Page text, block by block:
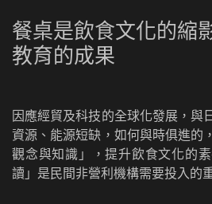
餐桌是飲食文化的縮
教育的成果
因應經貿及科技的全球化發展，與
資源、能源短缺，如何與時俱進的
觀念與知識」，提升飲食文化的
讀」是民間非營利機構需要投入的